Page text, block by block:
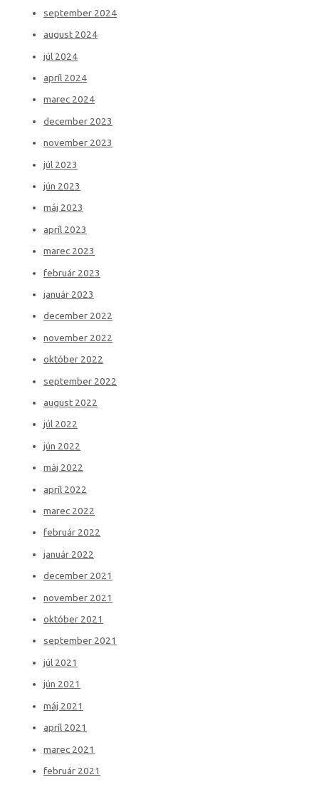
september 2024
august 2024
júl 2024
apríl 2024
marec 2024
december 2023
november 2023
júl 2023
jún 2023
máj 2023
apríl 2023
marec 2023
február 2023
január 2023
december 2022
november 2022
október 2022
september 2022
august 2022
júl 2022
jún 2022
máj 2022
apríl 2022
marec 2022
február 2022
január 2022
december 2021
november 2021
október 2021
september 2021
júl 2021
jún 2021
máj 2021
apríl 2021
marec 2021
február 2021